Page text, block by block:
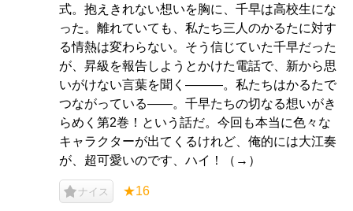
式。抱えきれない想いを胸に、千早は高校生にな
った。離れていても、私たち三人のかるたに対す
る情熱は変わらない。そう信じていた千早だった
が、昇級を報告しようとかけた電話で、新から思
いがけない言葉を聞く―――。私たちはかるたで
つながっている――。千早たちの切なる想いがき
らめく第2巻！という話だ。今回も本当に色々な
キャラクターが出てくるけれど、俺的には大江奏
が、超可愛いのです、ハイ！（→）
ナイス ★16